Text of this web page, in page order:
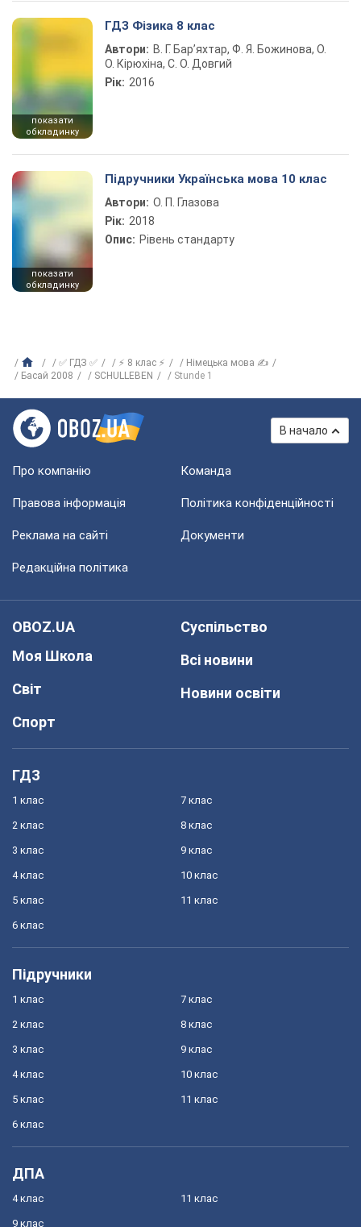
показати
обкладинку
ГДЗ Фізика 8 клас
Автори: В. Г. Бар’яхтар, Ф. Я. Божинова, О.
О. Кірюхіна, С. О. Довгий
Рік: 2016
показати
обкладинку
Підручники Українська мова 10 клас
Автори: О. П. Глазова
Рік: 2018
Опис: Рівень стандарту
✅ ГДЗ ✅ ⚡ 8 клас ⚡
Німецька мова ✍
Басай 2008
SCHULLEBEN Stunde 1
В начало
Про компанію Команда
Правова інформація Політика конфіденційності
Реклама на сайті Документи
Редакційна політика
OBOZ.UA
Моя Школа
Світ
Спорт
Суспільство
Всі новини
Новини освіти
ГДЗ
1 клас
2 клас
3 клас
4 клас
5 клас
6 клас
7 клас
8 клас
9 клас
10 клас
11 клас
Підручники
1 клас
2 клас
3 клас
4 клас
5 клас
6 клас
7 клас
8 клас
9 клас
10 клас
11 клас
ДПА
4 клас
9 клас
11 клас